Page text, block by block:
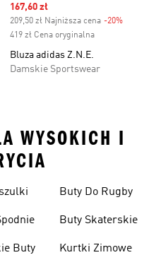
Sale price
167,60 zł
209,50 zł Najniższa cena -20%
419 zł Cena oryginalna
Bluza adidas Z.N.E.
Damskie Sportswear
WYSOKICH I
Buty
Buty Do Rugby
Buty Skaterskie
Kurtki Zimowe